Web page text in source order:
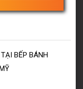
BẾP BÁNH